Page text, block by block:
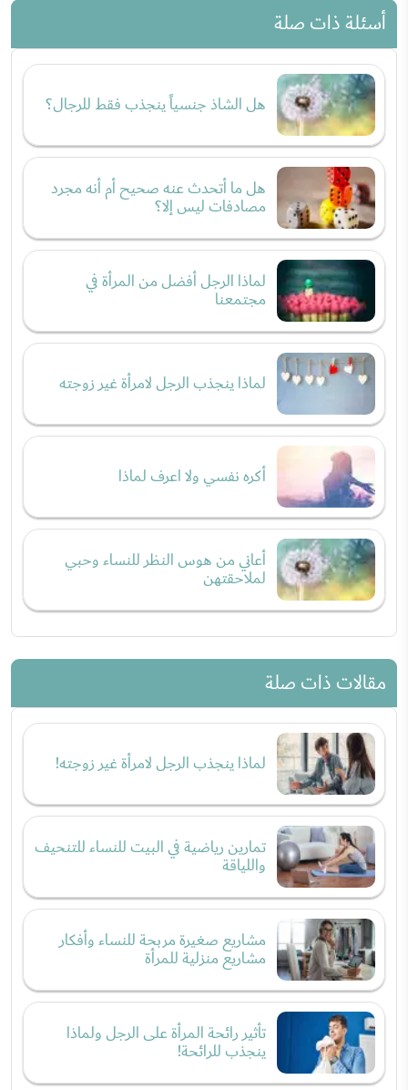
أسئلة ذات صلة
هل الشاذ جنسياً ينجذب فقط للرجال؟
هل ما أتحدث عنه صحيح أم أنه مجرد
مصادفات ليس إلا؟
لماذا الرجل أفضل من المرأة في
مجتمعنا
لماذا ينجذب الرجل لامرأة غير زوجته
أكره نفسي ولا اعرف لماذا
أعاني من هوس النظر للنساء وحبي
لملاحقتهن
مقالات ذات صلة
لماذا ينجذب الرجل لامرأة غير زوجته!
تمارين رياضية في البيت للنساء للتنحيف
واللياقة
مشاريع صغيرة مربحة للنساء وأفكار
مشاريع منزلية للمرأة
تأثير رائحة المرأة على الرجل ولماذا
ينجذب للرائحة!